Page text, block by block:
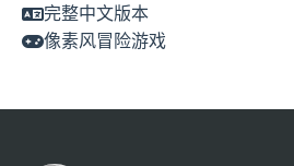
完整中文版本
像素风冒险游戏